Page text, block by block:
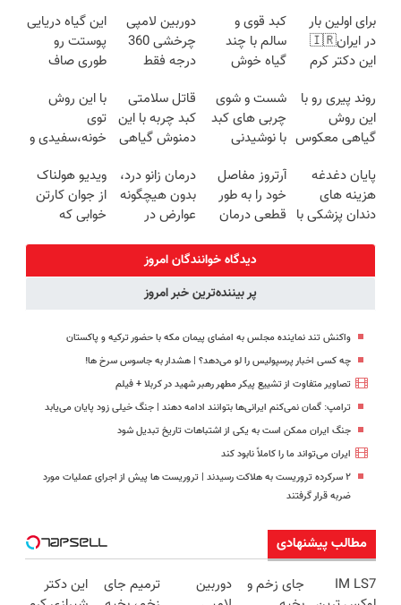
برای اولین بار
در ایران🇮🇷
این دکتر کرم
روزه ساخت!
کبد قوی و
سالم با چند
گیاه خوش
دوربین لامپی
چرخشی 360
درجه فقط
🔥 پرداخت
درب منزل
این گیاه دریایی
پوستت رو
طوری صاف
20سال جوون
شدی🔥
روند پیری رو با
این روش
گیاهی معکوس
شست و شوی
چربی های کبد
با نوشیدنی
قاتل سلامتی
کبد چربه با این
دمنوش گیاهی
با این روش
توی
خونه،سفیدی و
برگردون
(40%off)
پایان دغدغه
هزینه های
دندان پزشکی با
آرتروز مفاصل
خود را به طور
قطعی درمان
◗پرسش‌نامه◖
درمان زانو درد،
بدون هیچگونه
عوارض در
(◂پرسش‌نامه)
ویدیو هولناک
از جوان کارتن
خوابی که
دیدگاه خوانندگان امروز
پر بیننده‌ترین خبر امروز
واکنش تند نماینده مجلس به امضای پیمان مکه با حضور ترکیه و پاکستان
چه کسی اخبار پرسپولیس را لو می‌دهد؟ | هشدار به جاسوس سرخ ها!
تصاویر متفاوت از تشییع پیکر مطهر رهبر شهید در کربلا + فیلم
ترامپ: گمان نمی‌کنم ایرانی‌ها بتوانند ادامه دهند | جنگ خیلی زود پایان می‌یابد
جنگ ایران ممکن است به یکی از اشتباهات تاریخ تبدیل شود
ایران می‌تواند ما را کاملاً نابود کند
۲ سرکرده تروریست به هلاکت رسیدند | تروریست ها پیش از اجرای عملیات مورد
ضربه قرار گرفتند
مطالب پیشنهادی
IM LS7
جای زخم و
دوربین
ترمیم جای
این دکتر